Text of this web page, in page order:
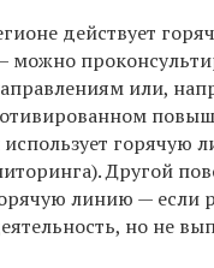
действует
можно
или,
горячую
Другой
линию — если
но не